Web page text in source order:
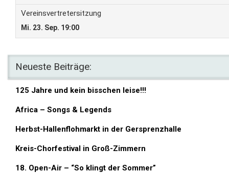
Neueste Beiträge:
125 Jahre und kein bisschen leise!!!
Africa – Songs & Legends
Herbst-Hallenflohmarkt in der Gersprenzhalle
Kreis-Chorfestival in Groß-Zimmern
18. Open-Air – “So klingt der Sommer”